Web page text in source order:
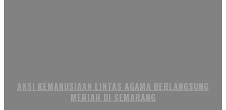
AKSI KEMANUSIAAN LINTAS AGAMA BERLANGSUNG
MERIAH DI SEMARANG